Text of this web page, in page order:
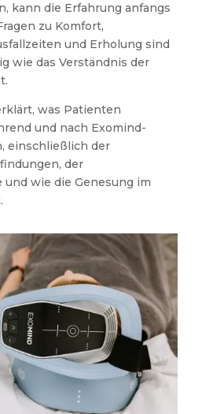
kann die Erfahrung anfangs
zu Komfort,
und Erholung sind
wie das Verständnis der
was Patienten
und nach Exomind-
einschließlich der
der
und wie die Genesung im